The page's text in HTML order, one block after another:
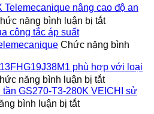
tắc
áp
hỗ
trợ
nhiều
Telemecanique nâng cao độ an
năng bình luận bị tắtở
nâng
cao
độ
an
toàn
công tắc áp suất
Chức năng bình
phù hợp với loại
năng bình luận bị tắtở
Công
tắc
GS270-T3-280K VEICHI sử
bình luận bị tắtở